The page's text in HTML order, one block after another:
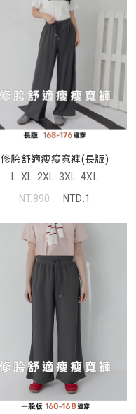
修胯舒適瘦瘦寬褲(長版)
L XL 2XL 3XL 4XL
NT.890
NTD.1